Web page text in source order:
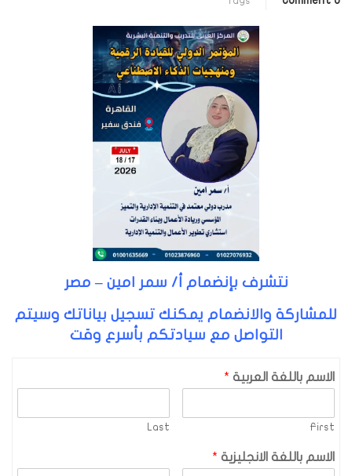
نتشرف بإنضمام أ/ سمر امين – مصر
للمشاركة والانضمام يمكنك تسجيل بياناتك وسيتم
التواصل مع سيادتكم بأسرع وقت
الاسم باللغة العربية *
First
Last
الاسم باللغة الانجليزية *